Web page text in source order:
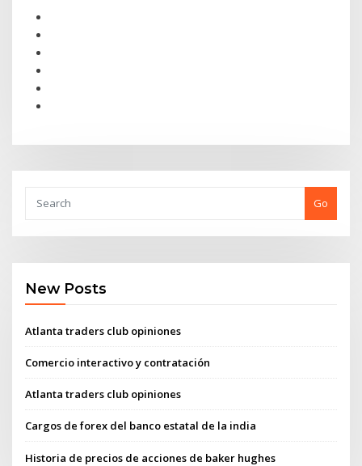
Go
New Posts
Atlanta traders club opiniones
Comercio interactivo y contratación
Atlanta traders club opiniones
Cargos de forex del banco estatal de la india
Historia de precios de acciones de baker hughes